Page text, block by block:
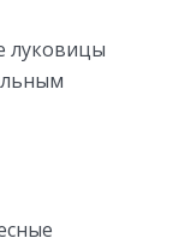
луковицы